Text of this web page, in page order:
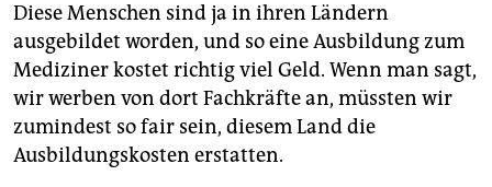
Diese Menschen sind ja in ihren Ländern
ausgebildet worden, und so eine Ausbildung zum
Mediziner kostet richtig viel Geld. Wenn man sagt,
wir werben von dort Fachkräfte an, müssten wir
zumindest so fair sein, diesem Land die
Ausbildungskosten erstatten.